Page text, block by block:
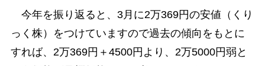
今年を振り返ると、3月に2万369円の安値（くり
っく株）をつけていますので過去の傾向をもとに
すれば、2万369円＋4500円より、2万5000円弱と